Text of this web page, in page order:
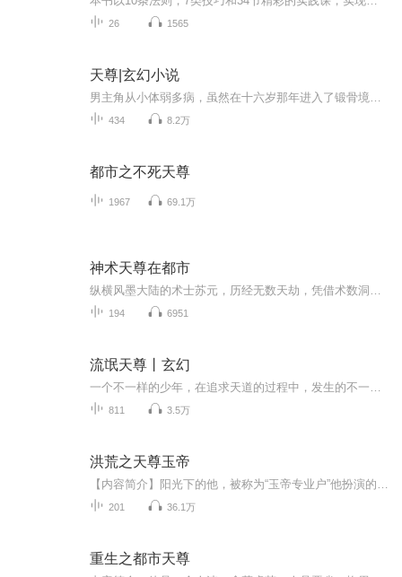
26 1565
天尊|玄幻小说
434 8.2万
都市之不死天尊
1967 69.1万
神术天尊在都市
194 6951
流氓天尊丨玄幻
811 3.5万
洪荒之天尊玉帝
201 36.1万
重生之都市天尊